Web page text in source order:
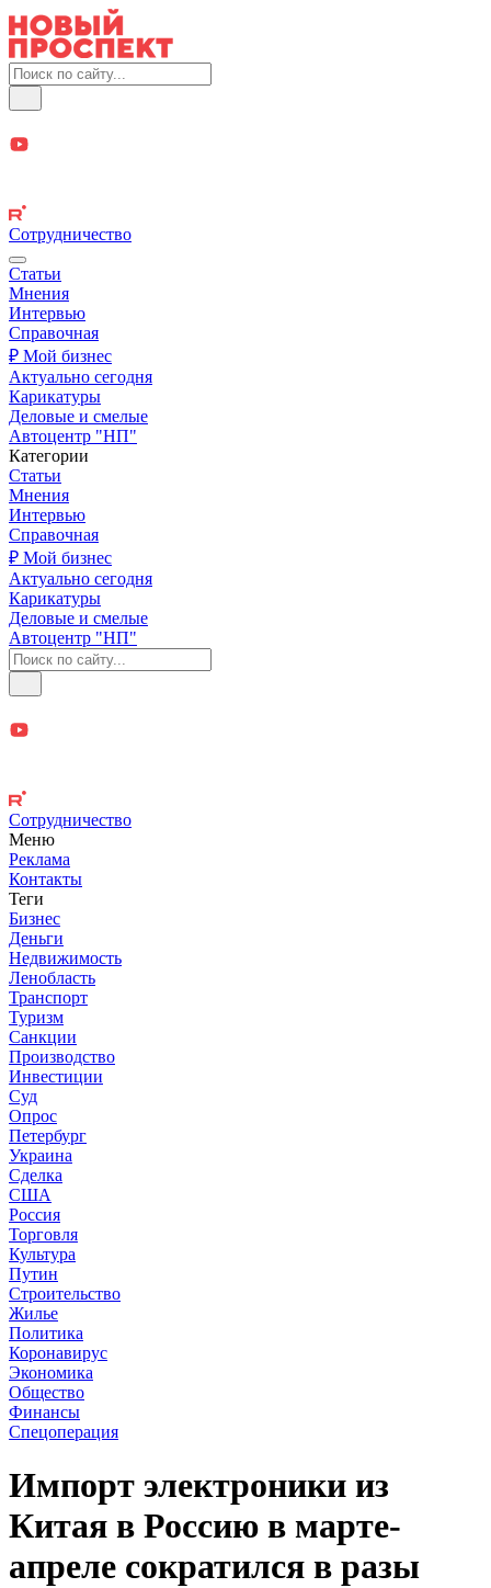
Сотрудничество
Статьи
Мнения
Интервью
Справочная
₽ Мой бизнес
Актуально сегодня
Карикатуры
Деловые и смелые
Автоцентр "НП"
Категории
Статьи
Мнения
Интервью
Справочная
₽ Мой бизнес
Актуально сегодня
Карикатуры
Деловые и смелые
Автоцентр "НП"
Сотрудничество
Меню
Реклама
Контакты
Теги
Бизнес
Деньги
Недвижимость
Ленобласть
Транспорт
Туризм
Санкции
Производство
Инвестиции
Суд
Опрос
Петербург
Украина
Сделка
США
Россия
Торговля
Культура
Путин
Строительство
Жилье
Политика
Коронавирус
Экономика
Общество
Финансы
Спецоперация
Импорт электроники из
Китая в Россию в марте-
апреле сократился в разы